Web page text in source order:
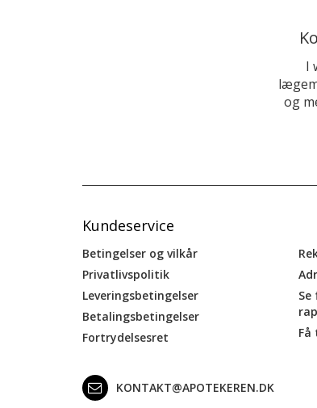
I
og
Kundeservice
Betingelser og vilkår
Privatlivspolitik
Leveringsbetingelser
Betalingsbetingelser
Fortrydelsesret
KONTAKT@APOTEKEREN.DK